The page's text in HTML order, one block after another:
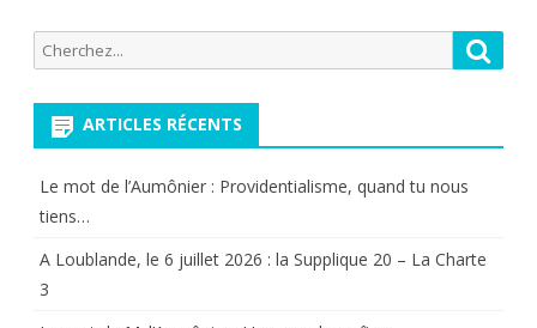
considéré
publications
Recherche
pour:
ARTICLES RÉCENTS
Le mot de l’Aumônier : Providentialisme, quand tu nous
tiens…
A Loublande, le 6 juillet 2026 : la Supplique 20 – La Charte
3